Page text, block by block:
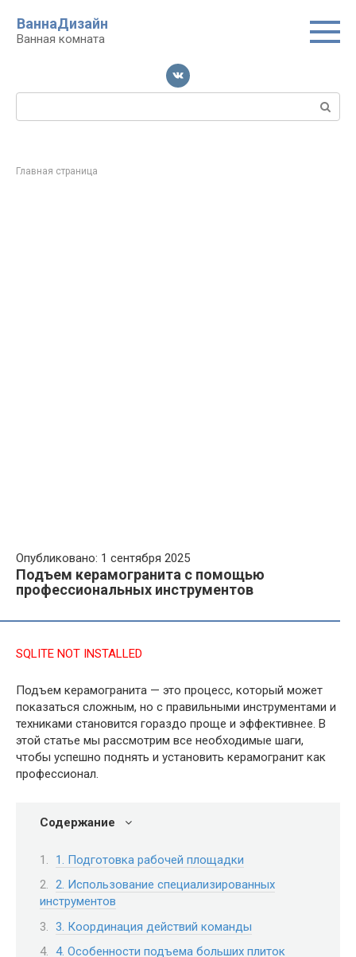
контенту
ВаннаДизайн
Ванная комната
Поиск:
Главная страница
Опубликовано: 1 сентября 2025
Подъем керамогранита с помощью
профессиональных инструментов
SQLITE NOT INSTALLED
Подъем керамогранита — это процесс, который может
показаться сложным, но с правильными инструментами и
техниками становится гораздо проще и эффективнее. В
этой статье мы рассмотрим все необходимые шаги,
чтобы успешно поднять и установить керамогранит как
профессионал.
Содержание
1. Подготовка рабочей площадки
2. Использование специализированных
инструментов
3. Координация действий команды
4. Особенности подъема больших плиток